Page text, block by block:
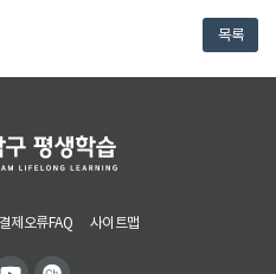
목록
결제오류FAQ 사이트맵